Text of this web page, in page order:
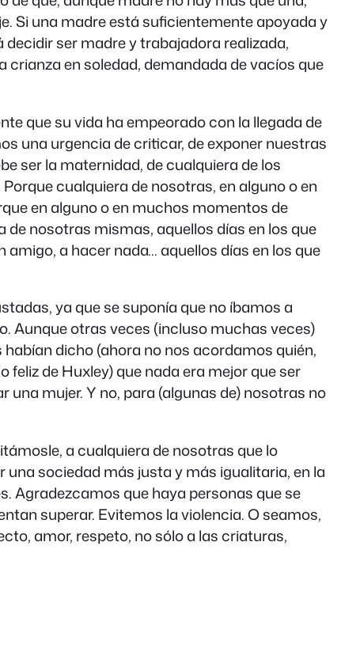
Si una madre está suficientemente apoyada y
ser madre y trabajadora realizada,
en soledad, demandada de vacíos que
que su vida ha empeorado con la llegada de
una urgencia de criticar, de exponer nuestras
ser la maternidad, de cualquiera de los
cualquiera de nosotras, en alguno o en
en alguno o en muchos momentos de
nosotras mismas, aquellos días en los que
a hacer nada… aquellos días en los que
ya quese suponíaque no íbamos a
Aunque otras veces (incluso muchas veces)
dicho (ahora no nos acordamos quién,
de Huxley) que nada era mejor que ser
una mujer. Y no, para (algunas de) nosotras no
a cualquiera de nosotras que lo
sociedad más justa y más igualitaria, en la
Agradezcamos que haya personas que se
superar. Evitemos la violencia. O seamos,
amor, respeto, no sólo a las criaturas,